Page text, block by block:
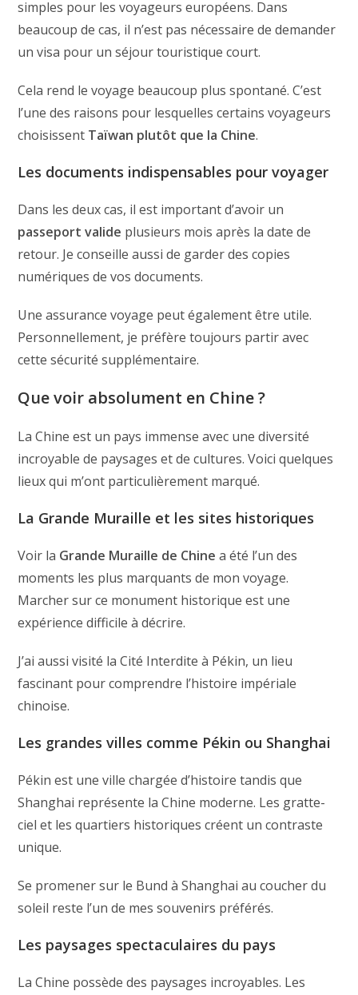
simples pour les voyageurs européens. Dans
beaucoup de cas, il n’est pas nécessaire de demander
un visa pour un séjour touristique court.
Cela rend le voyage beaucoup plus spontané. C’est
l’une des raisons pour lesquelles certains voyageurs
choisissent Taïwan plutôt que la Chine.
Les documents indispensables pour voyager
Dans les deux cas, il est important d’avoir un
passeport valide plusieurs mois après la date de
retour. Je conseille aussi de garder des copies
numériques de vos documents.
Une assurance voyage peut également être utile.
Personnellement, je préfère toujours partir avec
cette sécurité supplémentaire.
Que voir absolument en Chine ?
La Chine est un pays immense avec une diversité
incroyable de paysages et de cultures. Voici quelques
lieux qui m’ont particulièrement marqué.
La Grande Muraille et les sites historiques
Voir la Grande Muraille de Chine a été l’un des
moments les plus marquants de mon voyage.
Marcher sur ce monument historique est une
expérience difficile à décrire.
J’ai aussi visité la Cité Interdite à Pékin, un lieu
fascinant pour comprendre l’histoire impériale
chinoise.
Les grandes villes comme Pékin ou Shanghai
Pékin est une ville chargée d’histoire tandis que
Shanghai représente la Chine moderne. Les gratte-
ciel et les quartiers historiques créent un contraste
unique.
Se promener sur le Bund à Shanghai au coucher du
soleil reste l’un de mes souvenirs préférés.
Les paysages spectaculaires du pays
La Chine possède des paysages incroyables. Les